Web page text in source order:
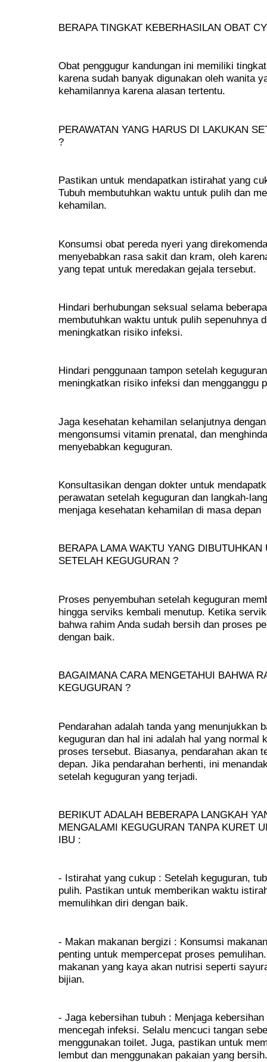
BERAPA TINGKAT KEBERHASILAN OBAT
Obat penggugur kandungan ini memiliki
karena sudah banyak digunakan oleh wanita
kehamilannya karena alasan tertentu.
PERAWATAN YANG HARUS DI LAKUKAN
?
Pastikan untuk mendapatkan istirahat yang
Tubuh membutuhkan waktu untuk pulih dan
kehamilan.
Konsumsi obat pereda nyeri yang
menyebabkan rasa sakit dan kram, oleh
yang tepat untuk meredakan gejala tersebut.
Hindari berhubungan seksual selama
membutuhkan waktu untuk pulih sepenuhnya
meningkatkan risiko infeksi.
Hindari penggunaan tampon setelah
meningkatkan risiko infeksi dan mengganggu
Jaga kesehatan kehamilan selanjutnya
mengonsumsi vitamin prenatal, dan
menyebabkan keguguran.
Konsultasikan dengan dokter untuk
perawatan setelah keguguran dan langkah-
menjaga kesehatan kehamilan di masa depan
BERAPA LAMA WAKTU YANG
SETELAH KEGUGURAN ?
Proses penyembuhan setelah keguguran
hingga serviks kembali menutup. Ketika
bahwa rahim Anda sudah bersih dan proses
dengan baik.
BAGAIMANA CARA MENGETAHUI BAHWA
KEGUGURAN ?
Pendarahan adalah tanda yang menunjukkan
keguguran dan hal ini adalah hal yang normal
proses tersebut. Biasanya, pendarahan akan
depan. Jika pendarahan berhenti, ini
setelah keguguran yang terjadi.
BERIKUT ADALAH BEBERAPA LANGKAH
MENGALAMI KEGUGURAN TANPA KURET
IBU :
- Istirahat yang cukup : Setelah keguguran,
pulih. Pastikan untuk memberikan waktu
memulihkan diri dengan baik.
- Makan makanan bergizi : Konsumsi
penting untuk mempercepat proses
makanan yang kaya akan nutrisi seperti
bijian.
- Jaga kebersihan tubuh : Menjaga
mencegah infeksi. Selalu mencuci tangan
menggunakan toilet. Juga, pastikan untuk
lembut dan menggunakan pakaian yang bersih.